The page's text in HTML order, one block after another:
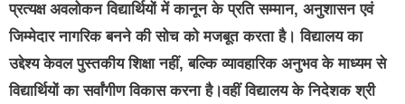
प्रत्यक्ष अवलोकन विद्यार्थियों में कानून के प्रति सम्मान, अनुशासन एवं
जिम्मेदार नागरिक बनने की सोच को मजबूत करता है। विद्यालय का
उद्देश्य केवल पुस्तकीय शिक्षा नहीं, बल्कि व्यावहारिक अनुभव के माध्यम से
विद्यार्थियों का सर्वांगीण विकास करना है।वहीं विद्यालय के निदेशक श्री